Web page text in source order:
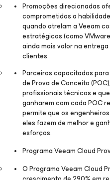
Promoções direcionadas
comprometidos a
quando atrelam a Veeam
estratégicos (como
ainda mais valor na
clientes.
Parceiros capacitados
de Prova de Conceito
profissionais técnicos e
ganharem com cada POC
permite que os
eles fazem de melhor e
esforços.
Programa Veeam Cloud
O Programa Veeam Cloud